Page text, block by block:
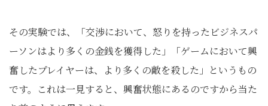
その実験では、「交渉において、怒りを持ったビジネスパ
ーソンはより多くの金銭を獲得した」「ゲームにおいて興
奮したプレイヤーは、より多くの敵を殺した」というもの
です。これは一見すると、興奮状態にあるのですから当た